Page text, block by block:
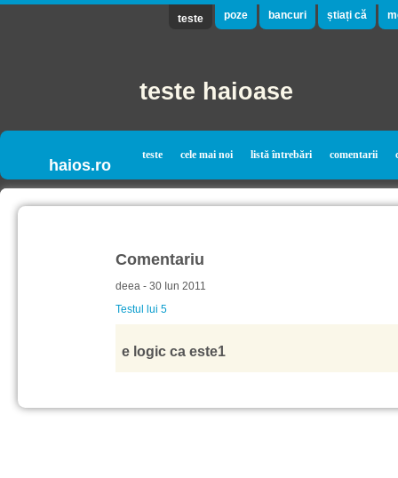
teste poze bancuri știați că
teste haioase
haios.ro
teste cele mai noi listă întrebări comentarii
Comentariu
deea - 30 Iun 2011
Testul lui 5
e logic ca este1